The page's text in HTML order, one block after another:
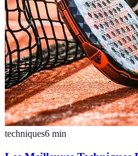
techniques6 min